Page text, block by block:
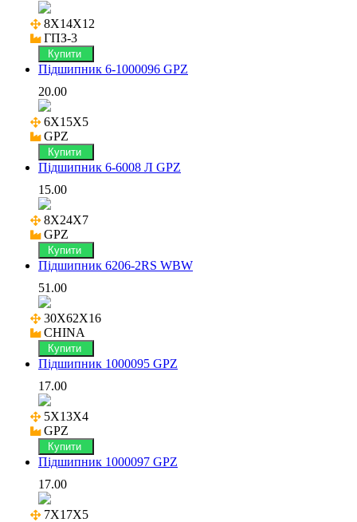
8X14X12
ГПЗ-3
Купити
Підшипник 6-1000096 GPZ
20.00
6X15X5
GPZ
Купити
Підшипник 6-6008 Л GPZ
15.00
8X24X7
GPZ
Купити
Підшипник 6206-2RS WBW
51.00
30X62X16
CHINA
Купити
Підшипник 1000095 GPZ
17.00
5X13X4
GPZ
Купити
Підшипник 1000097 GPZ
17.00
7X17X5